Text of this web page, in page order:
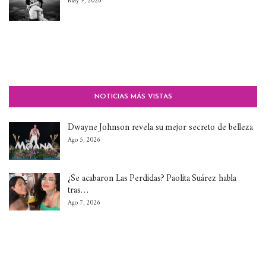
NOTICIAS MÁS VISTAS
Dwayne Johnson revela su mejor secreto de belleza
Ago 5, 2026
¿Se acabaron Las Perdidas? Paolita Suárez habla
tras…
Ago 7, 2026